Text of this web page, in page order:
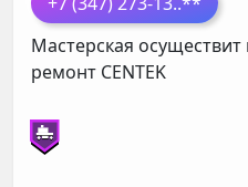
Мастерская
ремонт CENTEK